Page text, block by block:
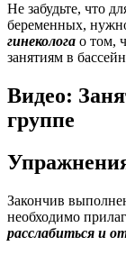
Не забудьте, что
беременных,
гинеколога о том,
занятиям в
Видео:
группе
Закончив
необходимо
расслабиться и